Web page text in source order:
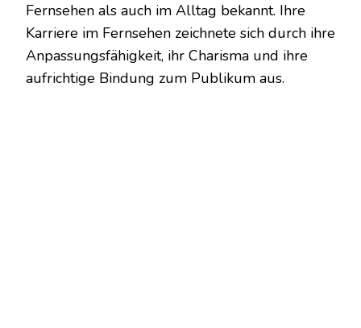
Fernsehen als auch im Alltag bekannt. Ihre
Karriere im Fernsehen zeichnete sich durch ihre
Anpassungsfähigkeit, ihr Charisma und ihre
aufrichtige Bindung zum Publikum aus.